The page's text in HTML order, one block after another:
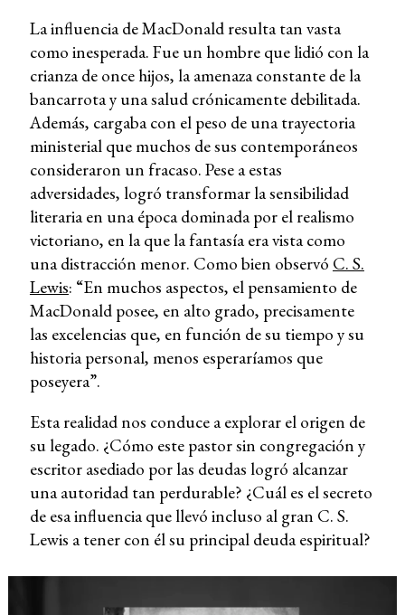
La influencia de MacDonald resulta tan vasta
como inesperada. Fue un hombre que lidió con la
crianza de once hijos, la amenaza constante de la
bancarrota y una salud crónicamente debilitada.
Además, cargaba con el peso de una trayectoria
ministerial que muchos de sus contemporáneos
consideraron un fracaso. Pese a estas
adversidades, logró transformar la sensibilidad
literaria en una época dominada por el realismo
victoriano, en la que la fantasía era vista como
una distracción menor. Como bien observó C. S.
Lewis: “En muchos aspectos, el pensamiento de
MacDonald posee, en alto grado, precisamente
las excelencias que, en función de su tiempo y su
historia personal, menos esperaríamos que
poseyera”.
Esta realidad nos conduce a explorar el origen de
su legado. ¿Cómo este pastor sin congregación y
escritor asediado por las deudas logró alcanzar
una autoridad tan perdurable? ¿Cuál es el secreto
de esa influencia que llevó incluso al gran C. S.
Lewis a tener con él su principal deuda espiritual?